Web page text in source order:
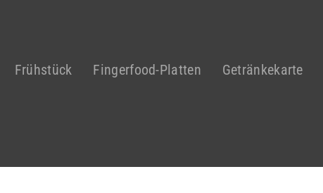
Frühstück Fingerfood-Platten Getränkekarte